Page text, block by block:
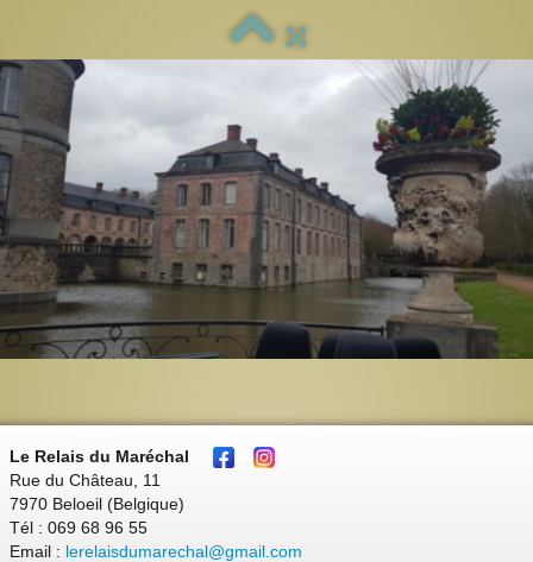
Le Relais du Maréchal
Rue du Château, 11
7970 Beloeil (Belgique)
Tél : 069 68 96 55
Email : lerelaisdumarechal@gmail.com